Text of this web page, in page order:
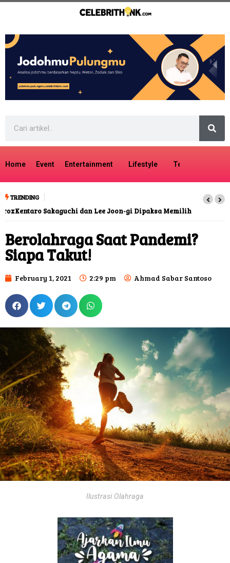
Home Event Entertainment Lifestyle Tech
TRENDING
Kentaro Sakaguchi dan Lee Joon-gi Dipaksa Memilih dalam
Berolahraga Saat Pandemi?
Siapa Takut!
February 1, 2021 2:29 pm Ahmad Sabar Santoso
Ilustrasi Olahraga